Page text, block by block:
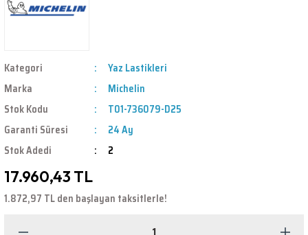
Kategori
Yaz Lastikleri
Marka
Michelin
Stok Kodu
T01-736079-D25
Garanti Süresi
24 Ay
Stok Adedi
2
17.960,43 TL
1.872,97 TL den başlayan taksitlerle!